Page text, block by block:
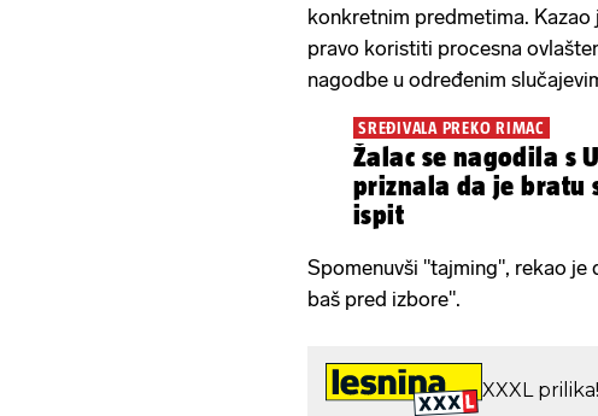
konkretnim predmetima.
pravo koristiti procesna
nagodbe u određenim
SREĐIVALA PREKO RIMAC
Žalac se nagodila s
priznala da je bratu
ispit
Spomenuvši "tajming", rekao
baš pred izbore".